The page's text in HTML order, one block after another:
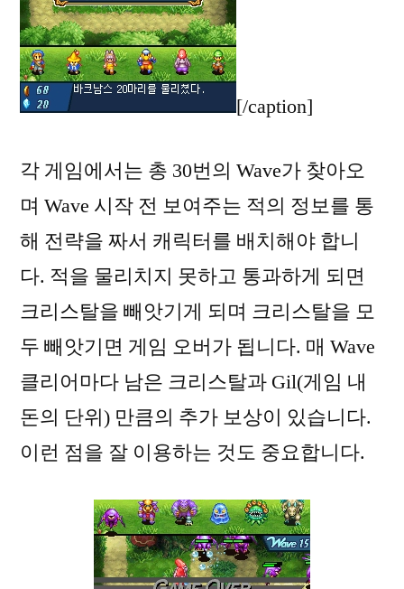
[/caption]
각 게임에서는 총 30번의 Wave가 찾아오
며 Wave 시작 전 보여주는 적의 정보를 통
해 전략을 짜서 캐릭터를 배치해야 합니
다. 적을 물리치지 못하고 통과하게 되면
크리스탈을 빼앗기게 되며 크리스탈을 모
두 빼앗기면 게임 오버가 됩니다. 매 Wave
클리어마다 남은 크리스탈과 Gil(게임 내
돈의 단위) 만큼의 추가 보상이 있습니다.
이런 점을 잘 이용하는 것도 중요합니다.